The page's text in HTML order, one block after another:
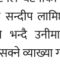
भन्दै
व्याख्या